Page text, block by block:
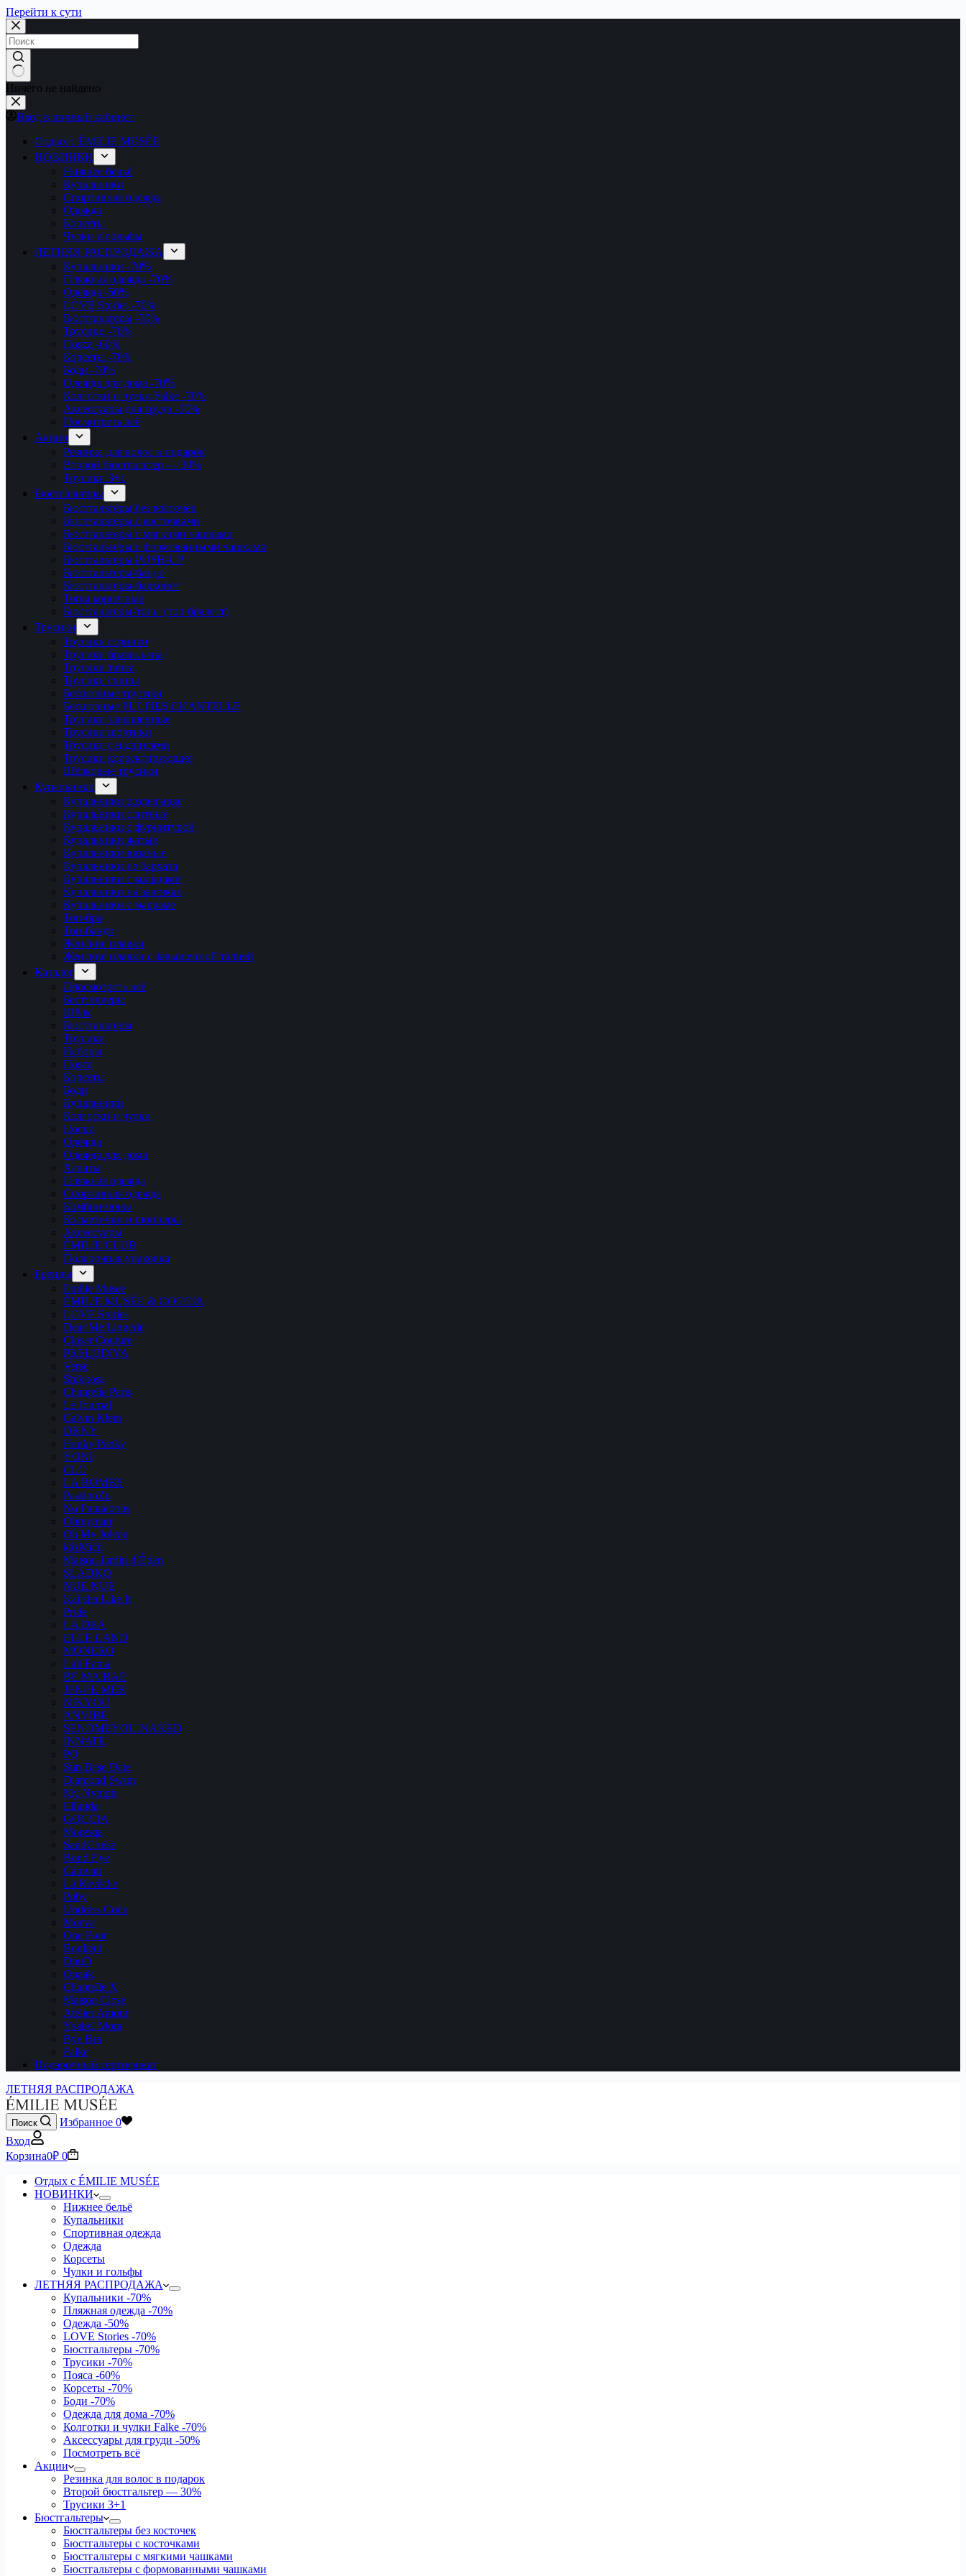
Перейти к сути
Ничего не найдено
Вход в личный кабинет
Отдых с ÉMILIE MUSÉE
НОВИНКИ
Нижнее бельё
Купальники
Спортивная одежда
Одежда
Корсеты
Чулки и гольфы
ЛЕТНЯЯ РАСПРОДАЖА
Купальники -70%
Пляжная одежда -70%
Одежда -50%
LOVE Stories -70%
Бюстгальтеры -70%
Трусики -70%
Пояса -60%
Корсеты -70%
Боди -70%
Одежда для дома -70%
Колготки и чулки Falke -70%
Аксессуары для груди -50%
Посмотреть всё
Акции
Резинка для волос в подарок
Второй бюстгальтер — 30%
Трусики 3+1
Бюстгальтеры
Бюстгальтеры без косточек
Бюстгальтеры с косточками
Бюстгальтеры с мягкими чашками
Бюстгальтеры с формованными чашками
Бюстгальтеры PUSH-UP
Бюстгальтеры-бандо
Бюстгальтеры-балконет
Топы корсетные
Бюстгальтеры-топы (топ бралетт)
Трусики
Трусики стринги
Трусики бразильяна
Трусики танга
Трусики слипы
Бесшовные трусики
Бесшовные PULPIES CHANTELLE
Трусики завышенные
Трусики шортики
Трусики с надписями
Трусики корректирующие
Шёлковые трусики
Купальники
Купальники раздельные
Купальники слитные
Купальники с фурнитурой
Купальники жатые
Купальники вязаные
Купальники из бархата
Купальники с кольцами
Купальники на завязках
Купальники с макраме
Топ-бра
Топ-бандо
Женские плавки
Женские плавки с завышенной талией
Каталог
Просмотреть всё
Бестселлеры
Шёлк
Бюстгальтеры
Трусики
Наборы
Пояса
Корсеты
Боди
Купальники
Колготки и чулки
Носки
Одежда
Одежда для дома
Халаты
Пляжная одежда
Спортивная одежда
Комбинезоны
Косметички и шопперы
Аксессуары
ÉMILIE CLUB
Подарочная упаковка
Бренды
Emilie Musee
ÉMILIE MUSÉE & GOCCIA
LOVE Stories
Dear Me Lingerie
Closer Couture
PRELUDIYA
Verse
Shikkosa
Chantelle Paris
Le Journal
Calvin Klein
DKNY
Hanky Panky
YONI
CLO
LA BOMBE
PassionZu
No Pantaloons
Ohmymarr
Oh My Jolene
kázMich
Maison Jardin d’Éden
SLADKO
NUE NUE
Katisha Like It
Pride
LA DEA
ELLE LAND
MONERO
Luli Fama
BE.MA.BAE
JENEE MER
NIKYOU
ANVIBE
SENDMEYOU.NAKED
INNATE
PQ
Sun Base Date
Diamond Swim
My Nymph
Ellinida
GOCCIA
Moresqa
SandCruise
Bond Eye
Camvari
La Revêche
Poby
Undress Code
Moeva
One Four
Boglietti
DnuD
Opaak
Chantelle X
Maison Close
Atelier Amour
Ysabel Mora
Bye Bra
Falke
Подарочный сертификат
ЛЕТНЯЯ РАСПРОДАЖА
Поиск Избранное 0
Вход
Корзина0₽ 0
Отдых с ÉMILIE MUSÉE
НОВИНКИ
Нижнее бельё
Купальники
Спортивная одежда
Одежда
Корсеты
Чулки и гольфы
ЛЕТНЯЯ РАСПРОДАЖА
Купальники -70%
Пляжная одежда -70%
Одежда -50%
LOVE Stories -70%
Бюстгальтеры -70%
Трусики -70%
Пояса -60%
Корсеты -70%
Боди -70%
Одежда для дома -70%
Колготки и чулки Falke -70%
Аксессуары для груди -50%
Посмотреть всё
Акции
Резинка для волос в подарок
Второй бюстгальтер — 30%
Трусики 3+1
Бюстгальтеры
Бюстгальтеры без косточек
Бюстгальтеры с косточками
Бюстгальтеры с мягкими чашками
Бюстгальтеры с формованными чашками